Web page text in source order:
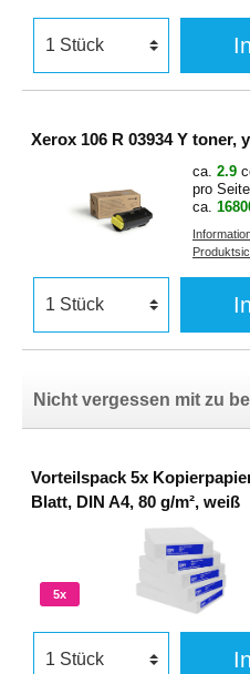
Xerox 106 R 03934 Y toner,
ca. 2.9
pro Seite
ca.
Nicht vergessen mit zu
Vorteilspack 5x
Blatt, DIN A4, 80 g/m², weiß
5x